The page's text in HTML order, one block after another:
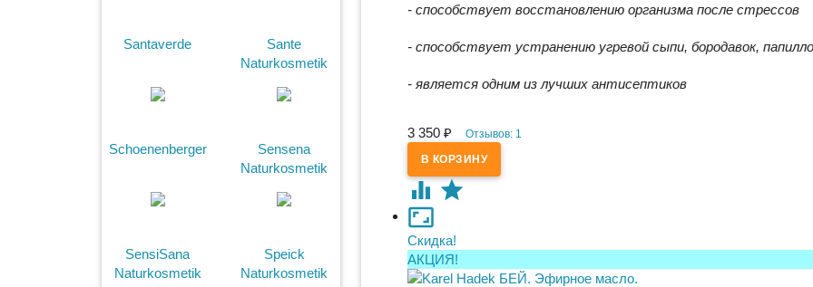
Santaverde
Sante
Naturkosmetik
Schoenenberger
Sensena
Naturkosmetik
SensiSana
Naturkosmetik
Speick
Naturkosmetik
- способствует восстановлению организма после стрессов
- способствует устранению угревой сыпи, бородавок,
- является одним из лучших антисептиков
3 350 ₽ Отзывов: 1
Скидка!
АКЦИЯ!